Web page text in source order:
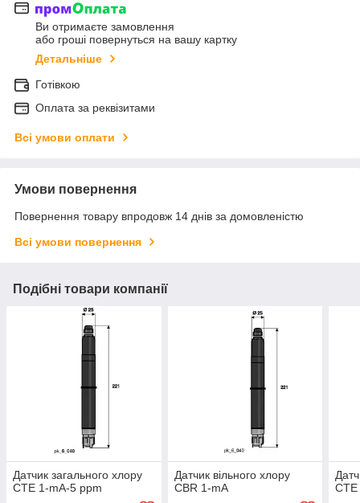
Ви отримаєте замовлення
або гроші повернуться на вашу картку
Детальніше
Готівкою
Оплата за реквізитами
Всі умови оплати
Умови повернення
Повернення товару впродовж 14 днів за домовленістю
Всі умови повернення
Подібні товари компанії
Датчик загального хлору
CTE 1-mA-5 ppm
Датчик вільного хлору
CBR 1-mA